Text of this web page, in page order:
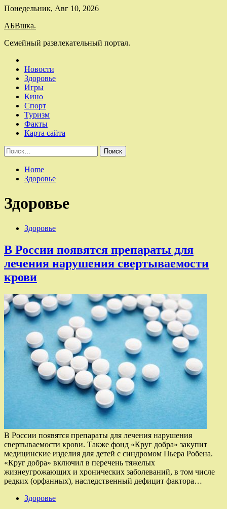
Skip
content
Понедельник, Авг 10, 2026
АБВшка.
Семейный развлекательный портал.
Новости
Здоровье
Игры
Кино
Спорт
Туризм
Факты
Карта сайта
Найти:
Home
Здоровье
Здоровье
Здоровье
В России появятся препараты для
лечения нарушения свертываемости
крови
В России появятся препараты для лечения нарушения
свертываемости крови. Также фонд «Круг добра» закупит
медицинские изделия для детей с синдромом Пьера Робена.
«Круг добра» включил в перечень тяжелых
жизнеугрожающих и хронических заболеваний, в том числе
редких (орфанных), наследственный дефицит фактора…
Здоровье